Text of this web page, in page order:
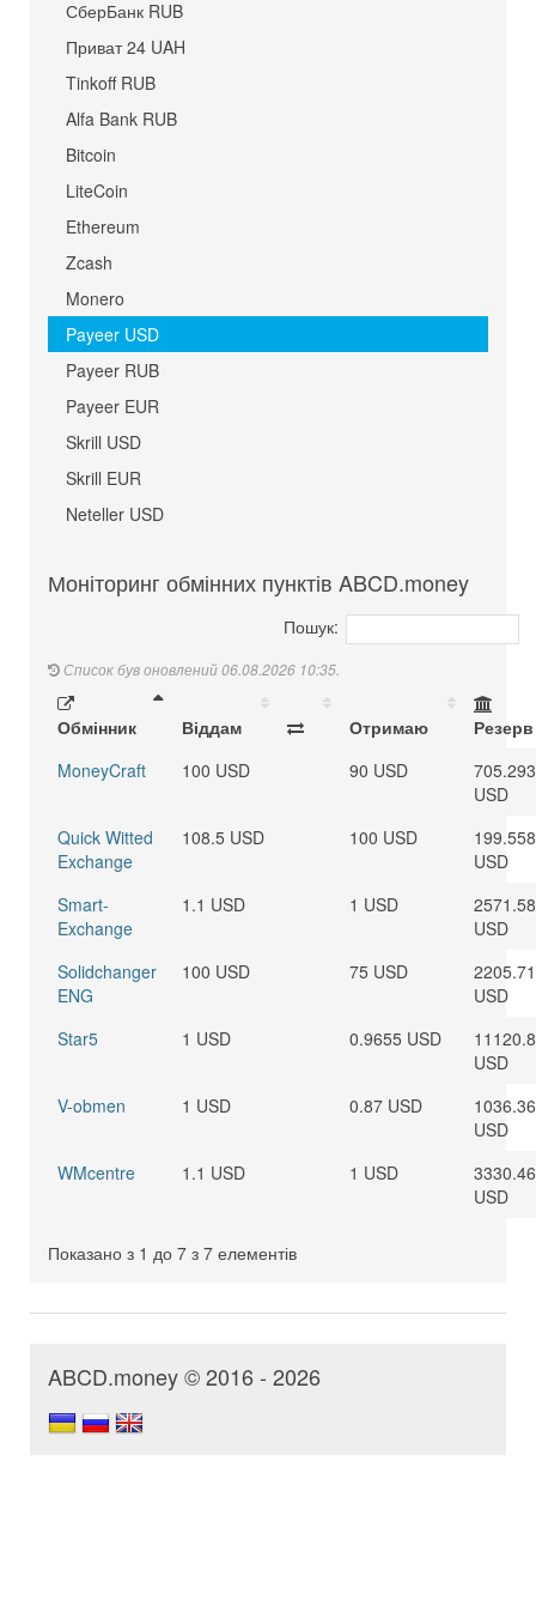
СберБанк RUB
Приват 24 UAH
Tinkoff RUB
Alfa Bank RUB
Bitcoin
LiteCoin
Ethereum
Zcash
Monero
Payeer USD
Payeer RUB
Payeer EUR
Skrill USD
Skrill EUR
Neteller USD
Моніторинг обмінних пунктів ABCD.money
Пошук:
Список був оновлений 06.08.2026 10:35.
Обмінник Віддам Отримаю
Резерв
MoneyCraft
100 USD 90 USD
USD
Quick Witted
Exchange
108.5 USD 100 USD
USD
Smart-
Exchange
1.1 USD 1 USD
2571.58
USD
Solidchanger
ENG
100 USD 75 USD
2205.71
USD
Star5
1 USD 0.9655 USD
USD
V-obmen
1 USD 0.87 USD
1036.36
USD
WMcentre
1.1 USD 1 USD
3330.46
USD
Показано з 1 до 7 з 7 елементів
ABCD.money © 2016 - 2026